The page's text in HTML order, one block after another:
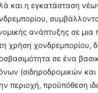
και η εγκατάσταση
ανάπτυξης σε μια
χρήση χονδρεμπορίου,
σε ένα
(σιδηροδρομικών
περιοχή, προϋπόθεση